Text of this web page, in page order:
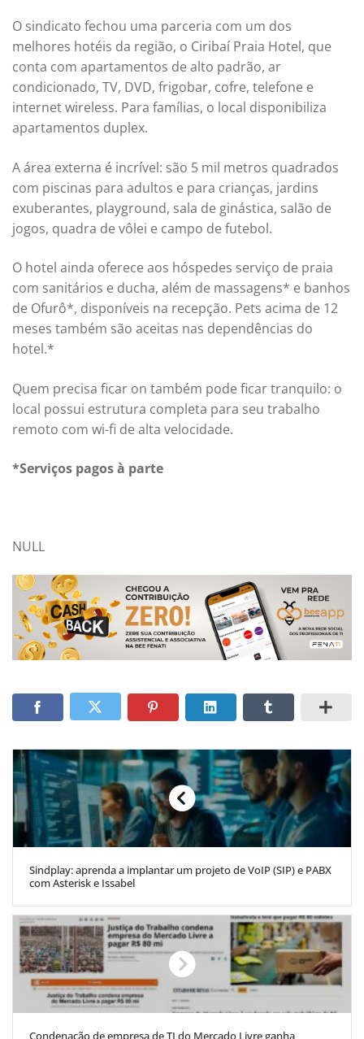
O sindicato fechou uma parceria com um dos
melhores hotéis da região, o Ciribaí Praia Hotel, que
conta com apartamentos de alto padrão, ar
condicionado, TV, DVD, frigobar, cofre, telefone e
internet wireless. Para famílias, o local disponibiliza
apartamentos duplex.
A área externa é incrível: são 5 mil metros quadrados
com piscinas para adultos e para crianças, jardins
exuberantes, playground, sala de ginástica, salão de
jogos, quadra de vôlei e campo de futebol.
O hotel ainda oferece aos hóspedes serviço de praia
com sanitários e ducha, além de massagens* e banhos
de Ofurô*, disponíveis na recepção. Pets acima de 12
meses também são aceitas nas dependências do
hotel.*
Quem precisa ficar on também pode ficar tranquilo: o
local possui estrutura completa para seu trabalho
remoto com wi-fi de alta velocidade.
*Serviços pagos à parte
NULL
Sindplay: aprenda a implantar um projeto de VoIP (SIP) e PABX
com Asterisk e Issabel
Condenação de empresa de TI do Mercado Livre ganha